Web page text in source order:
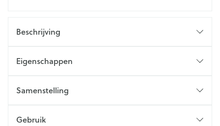
Beschrijving
Eigenschappen
Samenstelling
Gebruik